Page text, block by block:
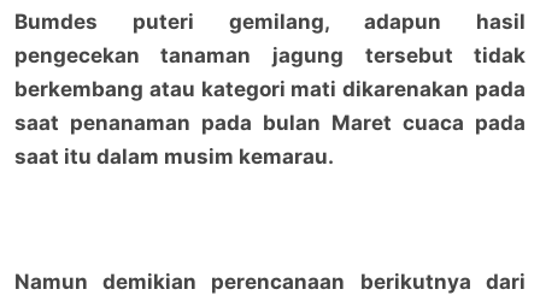
Bumdes puteri gemilang, adapun hasil
pengecekan tanaman jagung tersebut tidak
berkembang atau kategori mati dikarenakan pada
saat penanaman pada bulan Maret cuaca pada
saat itu dalam musim kemarau.
Namun demikian perencanaan berikutnya dari